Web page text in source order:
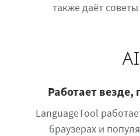
также даёт
Работает везде,
LanguageTool
браузерах и